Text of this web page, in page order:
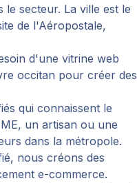
secteur. La ville est le
de l'Aéropostale,
d'une vitrine web
occitan pour créer des
qui connaissent le
un artisan ou une
dans la métropole.
nous créons des
e-commerce.